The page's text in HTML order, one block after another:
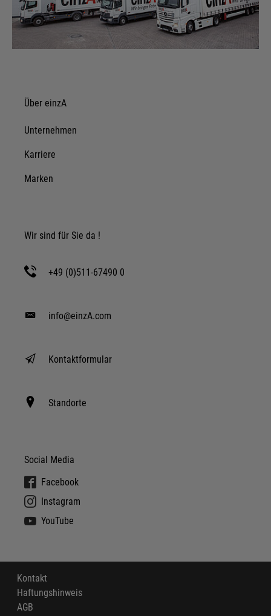
Über einzA
Unternehmen
Karriere
Marken
Wir sind für Sie da !
+49 (0)511-67490 0
info@einzA.com
Kontaktformular
Standorte
Social Media
Facebook
Instagram
YouTube
Kontakt
Haftungshinweis
AGB